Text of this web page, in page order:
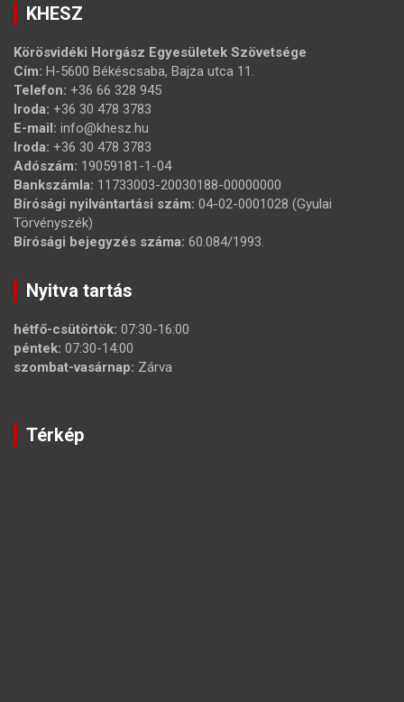
KHESZ
Körösvidéki Horgász Egyesületek Szövetsége
Cím: H-5600 Békéscsaba, Bajza utca 11.
Telefon: +36 66 328 945
Iroda: +36 30 478 3783
E-mail: info@khesz.hu
Iroda: +36 30 478 3783
Adószám: 19059181-1-04
Bankszámla: 11733003-20030188-00000000
Bírósági nyilvántartási szám: 04-02-0001028 (Gyulai
Törvényszék)
Bírósági bejegyzés száma: 60.084/1993.
Nyitva tartás
hétfő-csütörtök: 07:30-16:00
péntek: 07:30-14:00
szombat-vasárnap: Zárva
Térkép